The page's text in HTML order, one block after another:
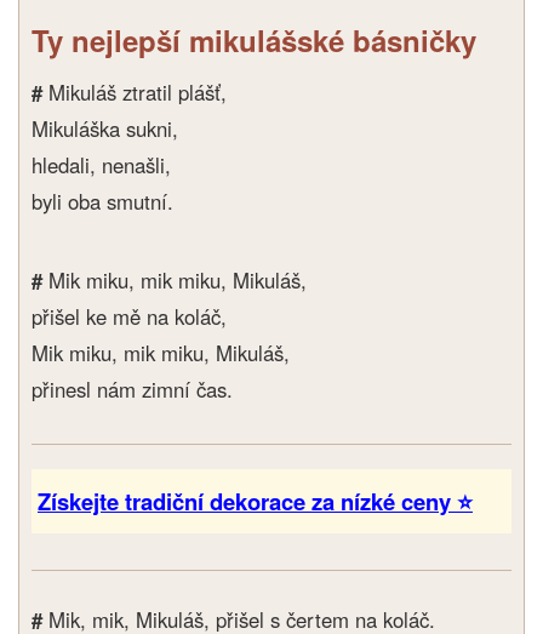
Ty nejlepší mikulášské básničky
#Mikuláš ztratil plášť,
Mikuláška sukni,
hledali, nenašli,
byli oba smutní.
#Mik miku, mik miku, Mikuláš,
přišel ke mě na koláč,
Mik miku, mik miku, Mikuláš,
přinesl nám zimní čas.
Získejte tradiční dekorace za nízké ceny ⭐
#Mik, mik, Mikuláš, přišel s čertem na koláč.